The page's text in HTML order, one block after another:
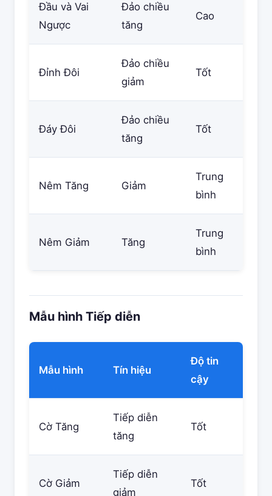
Đầu và Vai
Ngược
Đảo chiều
tăng
Cao
Đỉnh Đôi
Đảo chiều
giảm
Tốt
Đáy Đôi
Đảo chiều
tăng
Tốt
Nêm Tăng Giảm
Trung
bình
Nêm Giảm Tăng
Trung
bình
Mẫu hình Tiếp diễn
Mẫu hình Tín hiệu
Độ tin
cậy
Cờ Tăng
Tiếp diễn
tăng
Tốt
Cờ Giảm
Tiếp diễn
giảm
Tốt